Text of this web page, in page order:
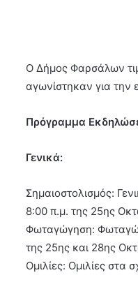
Ο Δήμος Φαρσάλων
αγωνίστηκαν για την
Πρόγραμμα
Γενικά:
Σημαιοστολισμός:
8:00 π.μ. της 25ης
Φωταγώγηση:
της 25ης και 28ης
Ομιλίες: Ομιλίες στα